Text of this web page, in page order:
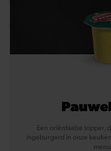
Een oriëntaalse topper,
ingeburgerd in onze
menu